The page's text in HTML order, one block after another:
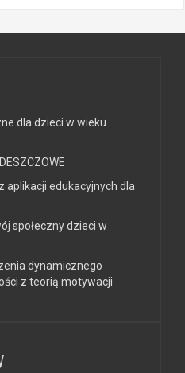
dla dzieci w wieku
aplikacji edukacyjnych dla
społeczny dzieci w
dynamicznego
z teorią motywacji